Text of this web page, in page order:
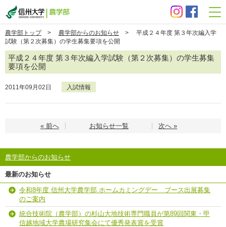
農学部トップ> 農学部からのお知らせ > 平成２４年度 第３年次編入学
試験（第２次募集）の学生募集要項を公開
平成２４年度 第３年次編入学試験（第２次募集）の学生募集
要項を公開
2011年09月02日 入試情報
« 前へ お知らせ一覧 次へ »
農学部からのお知らせ
最新のお知らせ
令和8年度 信州大学農学部 ホームカミングデー ブース出展募集
のご案内
統合技術院（農学部）の杉山大地技術専門職員が第89回関東・甲
信越地域大学農場研究集会にて優秀発表賞を受賞